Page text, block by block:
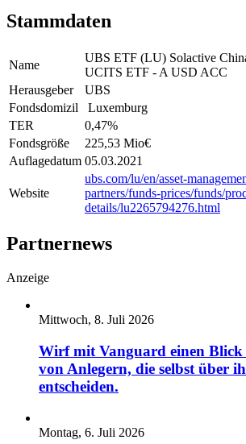
Stammdaten
Name
UBS ETF (LU) Solactive
UCITS ETF - A USD ACC
Herausgeber
UBS
Fondsdomizil
Luxemburg
TER
0,47%
Fondsgröße
225,53 Mio€
Auflagedatum 05.03.2021
Website
ubs.com/lu/en/asset-
partners/funds-prices/funds/
details/lu2265794276.html
Partnernews
Anzeige
Mittwoch, 8. Juli 2026
Wirf mit Vanguard einen
von Anlegern, die selbst über
entscheiden.
Montag, 6. Juli 2026